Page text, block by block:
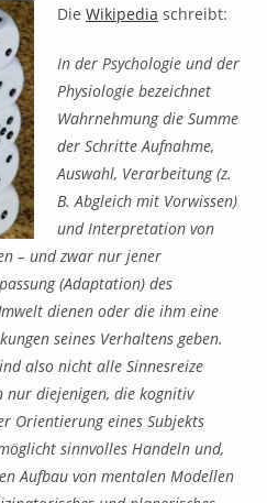
Die Wikipedia schreibt:
In der Psychologie und der
Physiologie bezeichnet
Wahrnehmung die Summe
der Schritte Aufnahme,
Auswahl, Verarbeitung (z.
B. Abgleich mit Vorwissen)
und Interpretation von
– und zwar nur jener
(Adaptation) des
dienen oder die ihm eine
seines Verhaltens geben.
also nicht alle Sinnesreize
nur diejenigen, die kognitiv
Orientierung eines Subjekts
sinnvolles Handeln und,
Aufbau von mentalen Modellen